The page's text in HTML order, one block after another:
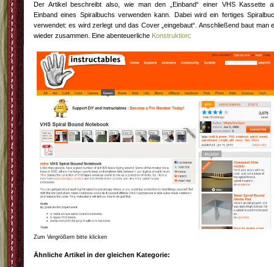
Der Artikel beschreibt also, wie man den „Einband“ einer VHS Kassette
Einband eines Spiralbuchs verwenden kann. Dabei wird ein fertiges
verwendet: es wird zerlegt und das Cover „eingebaut“. Anschließend baut man
wieder zusammen. Eine abenteuerliche Konstruktion:
Zum Vergrößern bitte klicken
Ähnliche Artikel in der gleichen Kategorie: